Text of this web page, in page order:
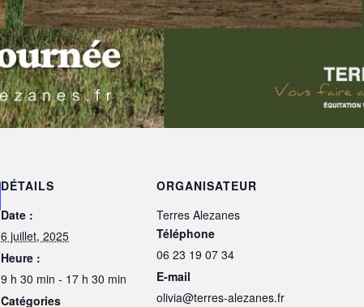
DÉTAILS
Date :
6 juillet, 2025
Heure :
9 h 30 min - 17 h 30 min
Catégories
ORGANISATEUR
Terres Alezanes
Téléphone
06 23 19 07 34
E-mail
olivia@terres-alezanes.fr